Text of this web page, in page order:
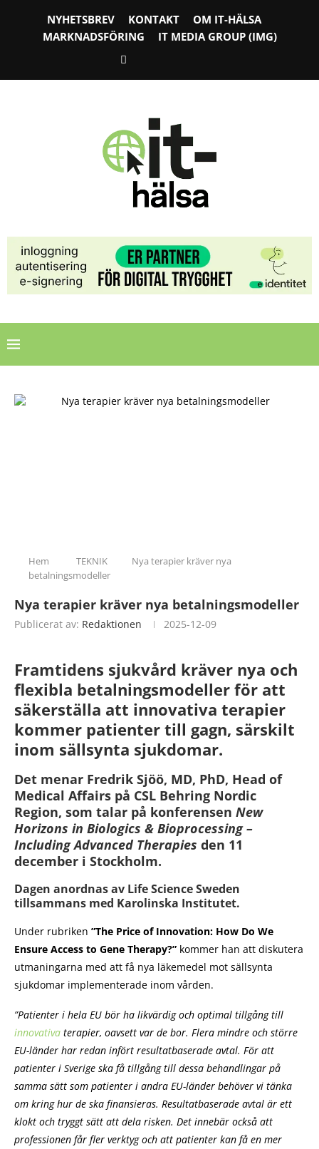
NYHETSBREV KONTAKT
OM IT-HÄLSA
MARKNADSFÖRING
IT MEDIA GROUP (IMG)
Hem TEKNIK
Nya terapier kräver nya
betalningsmodeller
Nya terapier kräver nya betalningsmodeller
Publicerat av: Redaktionen 2025-12-09
Framtidens sjukvård kräver nya och
flexibla betalningsmodeller för att
säkerställa att innovativa terapier
kommer patienter till gagn, särskilt
inom sällsynta sjukdomar.
Det menar Fredrik Sjöö, MD, PhD, Head of
Medical Affairs på CSL Behring Nordic
Region, som talar på konferensen New
Horizons in Biologics & Bioprocessing –
Including Advanced Therapies den 11
december i Stockholm.
Dagen anordnas av Life Science Sweden
tillsammans med Karolinska Institutet.
Under rubriken ”The Price of Innovation: How Do We
Ensure Access to Gene Therapy?” kommer han att diskutera
utmaningarna med att få nya läkemedel mot sällsynta
sjukdomar implementerade inom vården.
”Patienter i hela EU bör ha likvärdig och optimal tillgång till
innovativa terapier, oavsett var de bor. Flera mindre och större
EU-länder har redan infört resultatbaserade avtal. För att
patienter i Sverige ska få tillgång till dessa behandlingar på
samma sätt som patienter i andra EU-länder behöver vi tänka
om kring hur de ska finansieras. Resultatbaserade avtal är ett
klokt och tryggt sätt att dela risken. Det innebär också att
professionen får fler verktyg och att patienter kan få en mer